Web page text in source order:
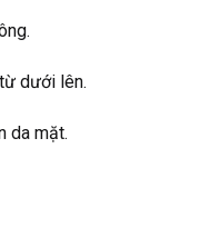
dưới lên.
da mặt.